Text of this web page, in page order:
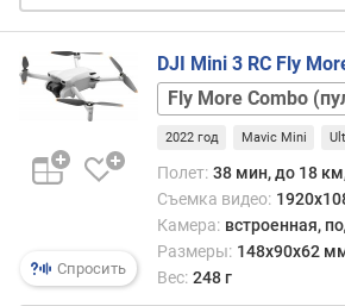
и
я
о
и
ч
Спросить
DJI Mini 3 RC Fly
Fly
More
Comboс
пультом
RC с
пультом
RC-
N1
2022 год Mavic Mini
Полет: 38 мин, до 18
Съемка видео:
Камера: встроенная,
Размеры: 148x90x62
Вес: 248 г